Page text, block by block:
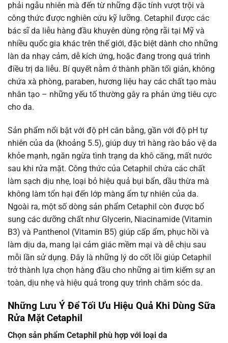
phải ngẫu nhiên mà đến từ những đặc tính vượt trội và
công thức được nghiên cứu kỹ lưỡng. Cetaphil được các
bác sĩ da liễu hàng đầu khuyên dùng rộng rãi tại Mỹ và
nhiều quốc gia khác trên thế giới, đặc biệt dành cho những
làn da nhạy cảm, dễ kích ứng, hoặc đang trong quá trình
điều trị da liễu. Bí quyết nằm ở thành phần tối giản, không
chứa xà phòng, paraben, hương liệu hay các chất tạo màu
nhân tạo – những yếu tố thường gây ra phản ứng tiêu cực
cho da.
Sản phẩm nổi bật với độ pH cân bằng, gần với độ pH tự
nhiên của da (khoảng 5.5), giúp duy trì hàng rào bảo vệ da
khỏe mạnh, ngăn ngừa tình trạng da khô căng, mất nước
sau khi rửa mặt. Công thức của Cetaphil chứa các chất
làm sạch dịu nhẹ, loại bỏ hiệu quả bụi bẩn, dầu thừa mà
không làm tổn hại đến lớp màng ẩm tự nhiên của da.
Ngoài ra, một số dòng sản phẩm Cetaphil còn được bổ
sung các dưỡng chất như Glycerin, Niacinamide (Vitamin
B3) và Panthenol (Vitamin B5) giúp cấp ẩm, phục hồi và
làm dịu da, mang lại cảm giác mềm mại và dễ chịu sau
mỗi lần sử dụng. Đây là những lý do cốt lõi giúp Cetaphil
trở thành lựa chọn hàng đầu cho những ai tìm kiếm sự an
toàn, dịu nhẹ và hiệu quả trong quy trình chăm sóc da.
Những Lưu Ý Để Tối Ưu Hiệu Quả Khi Dùng Sữa
Rửa Mặt Cetaphil
Chọn sản phẩm Cetaphil phù hợp với loại da